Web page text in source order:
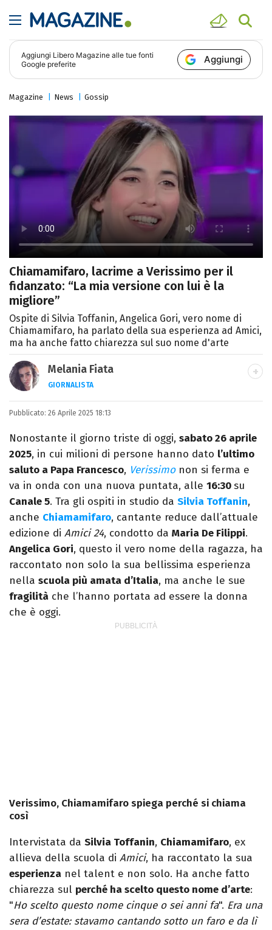
Aggiungi Libero Magazine alle tue fonti
Google preferite
Aggiungi
Magazine News Gossip
Chiamamifaro, lacrime a Verissimo per il
fidanzato: “La mia versione con lui è la
migliore”
Ospite di Silvia Toffanin, Angelica Gori, vero nome di
Chiamamifaro, ha parlato della sua esperienza ad Amici,
ma ha anche fatto chiarezza sul suo nome d'arte
Melania Fiata
GIORNALISTA
Laureata in Lettere, divoratrice di libri e
serie. Scrivo di spettacoli, film e TV.
Pubblicato: 26 Aprile 2025 18:13
Nonostante il giorno triste di oggi, sabato 26 aprile
2025, in cui milioni di persone hanno dato l’ultimo
saluto a Papa Francesco, Verissimo non si ferma e
va in onda con una nuova puntata, alle 16:30su
Canale 5. Tra gli ospiti in studio da Silvia Toffanin,
anche Chiamamifaro, cantante reduce dall’attuale
edizione di Amici 24, condotto da Maria De Filippi.
Angelica Gori, questo il vero nome della ragazza, ha
raccontato non solo la sua bellissima esperienza
nella scuola più amata d’Italia, ma anche le sue
fragilità che l’hanno portata ad essere la donna
che è oggi.
Verissimo, Chiamamifaro spiega perché si chiama
così
Intervistata da Silvia Toffanin, Chiamamifaro, ex
allieva della scuola di Amici, ha raccontato la sua
esperienza nel talent e non solo. Ha anche fatto
chiarezza sul perché ha scelto questo nome d’arte:
"Ho scelto questo nome cinque o sei anni fa". Era una
sera d’estate: stavamo cantando sotto un faro e da lì